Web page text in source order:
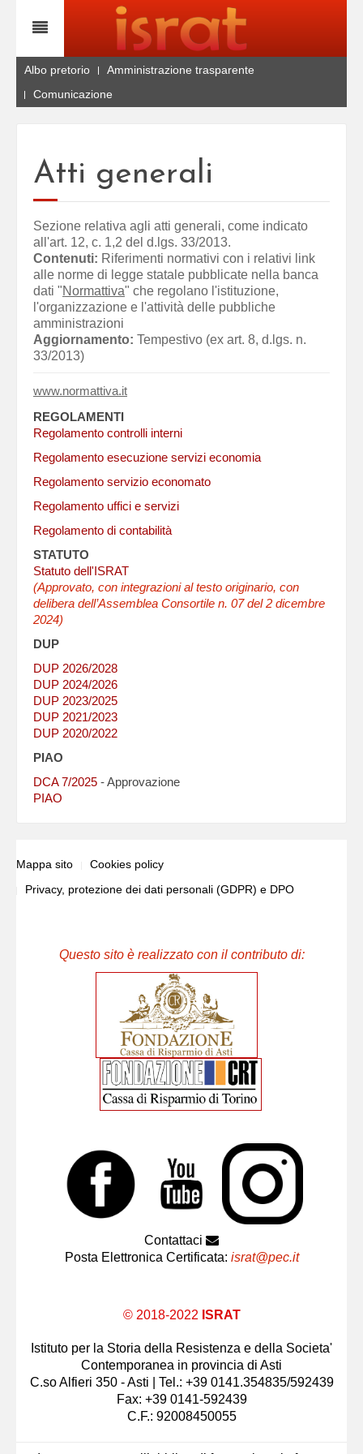
Albo pretorio
Amministrazione trasparente
Comunicazione
Atti generali
Sezione relativa agli atti generali, come indicato
all'art. 12, c. 1,2 del d.lgs. 33/2013.
Contenuti: Riferimenti normativi con i relativi link
alle norme di legge statale pubblicate nella banca
dati "Normattiva" che regolano l'istituzione,
l'organizzazione e l'attività delle pubbliche
amministrazioni
Aggiornamento: Tempestivo (ex art. 8, d.lgs. n.
33/2013)
www.normattiva.it
REGOLAMENTI
Regolamento controlli interni
Regolamento esecuzione servizi economia
Regolamento servizio economato
Regolamento uffici e servizi
Regolamento di contabilità
STATUTO
Statuto dell'ISRAT
(Approvato, con integrazioni al testo originario, con
delibera dell’Assemblea Consortile n. 07 del 2 dicembre
2024)
DUP
DUP 2026/2028
DUP 2024/2026
DUP 2023/2025
DUP 2021/2023
DUP 2020/2022
PIAO
DCA 7/2025 - Approvazione
PIAO
Mappa sito
Cookies policy
Privacy, protezione dei dati personali (GDPR) e DPO
Questo sito è realizzato con il contributo di:
Contattaci
Posta Elettronica Certificata: israt@pec.it
© 2018-2022 ISRAT
Istituto per la Storia della Resistenza e della Societa'
Contemporanea in provincia di Asti
C.so Alfieri 350 - Asti | Tel.: +39 0141.354835/592439
Fax: +39 0141-592439
C.F.: 92008450055